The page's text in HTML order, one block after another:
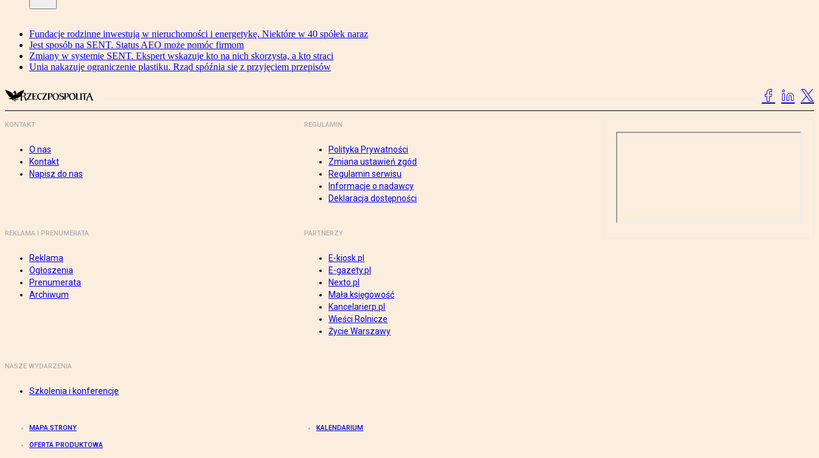
Fundacje rodzinne inwestują w nieruchomości i energetykę. Niektóre w 40 spółek naraz
Jest sposób na SENT. Status AEO może pomóc firmom
Zmiany w systemie SENT. Ekspert wskazuje kto na nich skorzysta, a kto straci
Unia nakazuje ograniczenie plastiku. Rząd spóźnia się z przyjęciem przepisów
KONTAKT
O nas
Kontakt
Napisz do nas
REGULAMIN
Polityka Prywatności
Zmiana ustawień zgód
Regulamin serwisu
Informacje o nadawcy
Deklaracja dostępności
REKLAMA I PRENUMERATA
Reklama
Ogłoszenia
Prenumerata
Archiwum
PARTNERZY
E-kiosk.pl
E-gazety.pl
Nexto.pl
Mała księgowość
Kancelarierp.pl
Wieści Rolnicze
Życie Warszawy
NASZE WYDARZENIA
Szkolenia i konferencje
MAPA STRONY KALENDARIUM
OFERTA PRODUKTOWA